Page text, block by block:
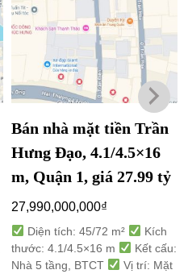
Bán nhà mặt tiền Trần
Hưng Đạo, 4.1/4.5×16
m, Quận 1, giá 27.99 tỷ
27,990,000,000₫
Diện tích: 45/72 m²
Kích
thước: 4.1/4.5×16 m
Kết cấu:
Nhà 5 tầng, BTCT
Vị trí: Mặt